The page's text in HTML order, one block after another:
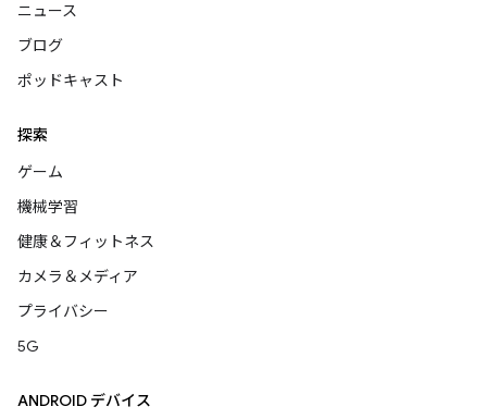
ニュース
ブログ
ポッドキャスト
探索
ゲーム
機械学習
健康＆フィットネス
カメラ＆メディア
プライバシー
5G
ANDROID デバイス